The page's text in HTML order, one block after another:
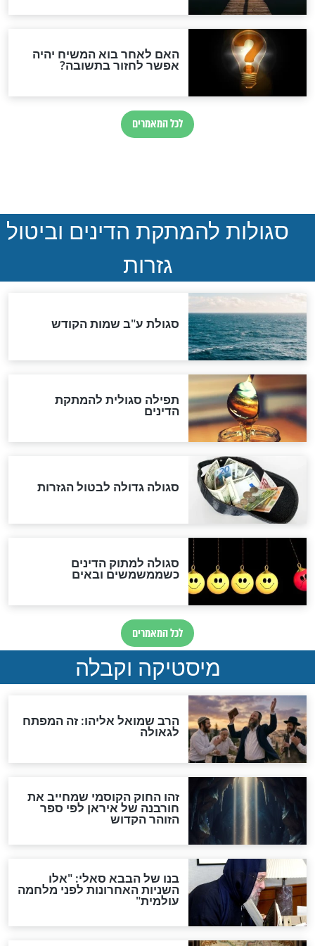
הותר לפרסום: לוחמי מילואים
נהרגו בדרום לבנון
ההסכם החשאי של טראמפ
המסמך האבוד שנחשף
במרתפי מוסקבה: כתב היד
הנדיר של הרשב"ם התגלה
"מודה לקב"ה על כל השנים"
לכל המאמרים
אחרית הימים
האם אפשר לחשב את הקץ?
מה יהיה בימות המשיח?
"לפני הגאולה תהיה אפיקורסות
והכחשה גדולה מאוד של
האמונה"
האם לאחר בוא המשיח יהיה
אפשר לחזור בתשובה?